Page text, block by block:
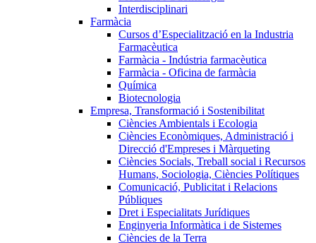
Interdisciplinari
Farmàcia
Cursos d’Especialització en la Industria
Farmacèutica
Farmàcia - Indústria farmacèutica
Farmàcia - Oficina de farmàcia
Química
Biotecnologia
Empresa, Transformació i Sostenibilitat
Ciències Ambientals i Ecologia
Ciències Econòmiques, Administració i
Direcció d'Empreses i Màrqueting
Ciències Socials, Treball social i Recursos
Humans, Sociologia, Ciències Polítiques
Comunicació, Publicitat i Relacions
Públiques
Dret i Especialitats Jurídiques
Enginyeria Informàtica i de Sistemes
Ciències de la Terra